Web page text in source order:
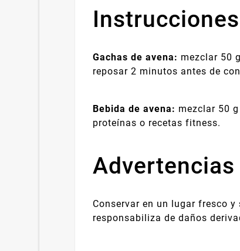
Gachas de avena: mezclar 50
reposar 2 minutos antes de
Bebida de avena: mezclar 50
proteínas o recetas fitness.
Advertencias
Conservar en un lugar fresco
responsabiliza de daños